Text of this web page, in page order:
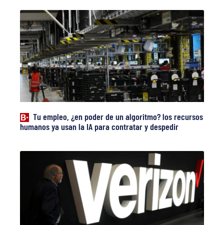
Tu empleo, ¿en poder de un algoritmo? los recursos
humanos ya usan la IA para contratar y despedir